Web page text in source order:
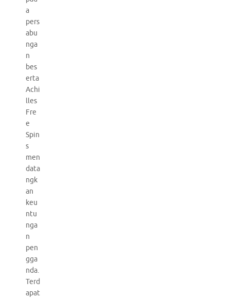
a
pers
abu
nga
n
bes
erta
Achi
lles
Fre
e
Spin
s
men
data
ngk
an
keu
ntu
nga
n
pen
gga
nda.
Terd
apat